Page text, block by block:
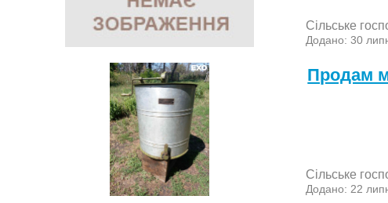
Сільське
Додано: 30
Продам
Сільське
Додано: 22